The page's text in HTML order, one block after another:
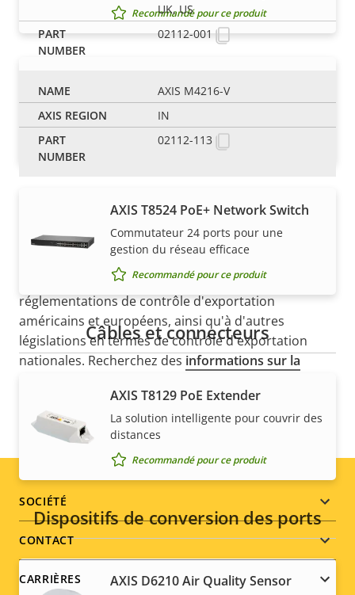
Recommandé pour ce produit
Commutateur 16 ports pour une
gestion du réseau efficace
Recommandé pour ce produit
AXIS T8524 PoE+ Network Switch
Commutateur 24 ports pour une
gestion du réseau efficace
Recommandé pour ce produit
Câbles et connecteurs
AXIS T8129 PoE Extender
La solution intelligente pour couvrir des
distances
Recommandé pour ce produit
Dispositifs de conversion des ports
AXIS D6210 Air Quality Sensor
UK, US
02112-001
AXIS M4216-V
IN
02112-113
Les produits Axis peuvent être soumis à de
réglementations de contrôle d'exportation
américains et européens, ainsi qu'à d'autres
législations en termes de contrôle d'exportation
nationales. Recherchez des informations sur la
Footer
menu
SOCIÉTÉ
CONTACT
CARRIÈRES